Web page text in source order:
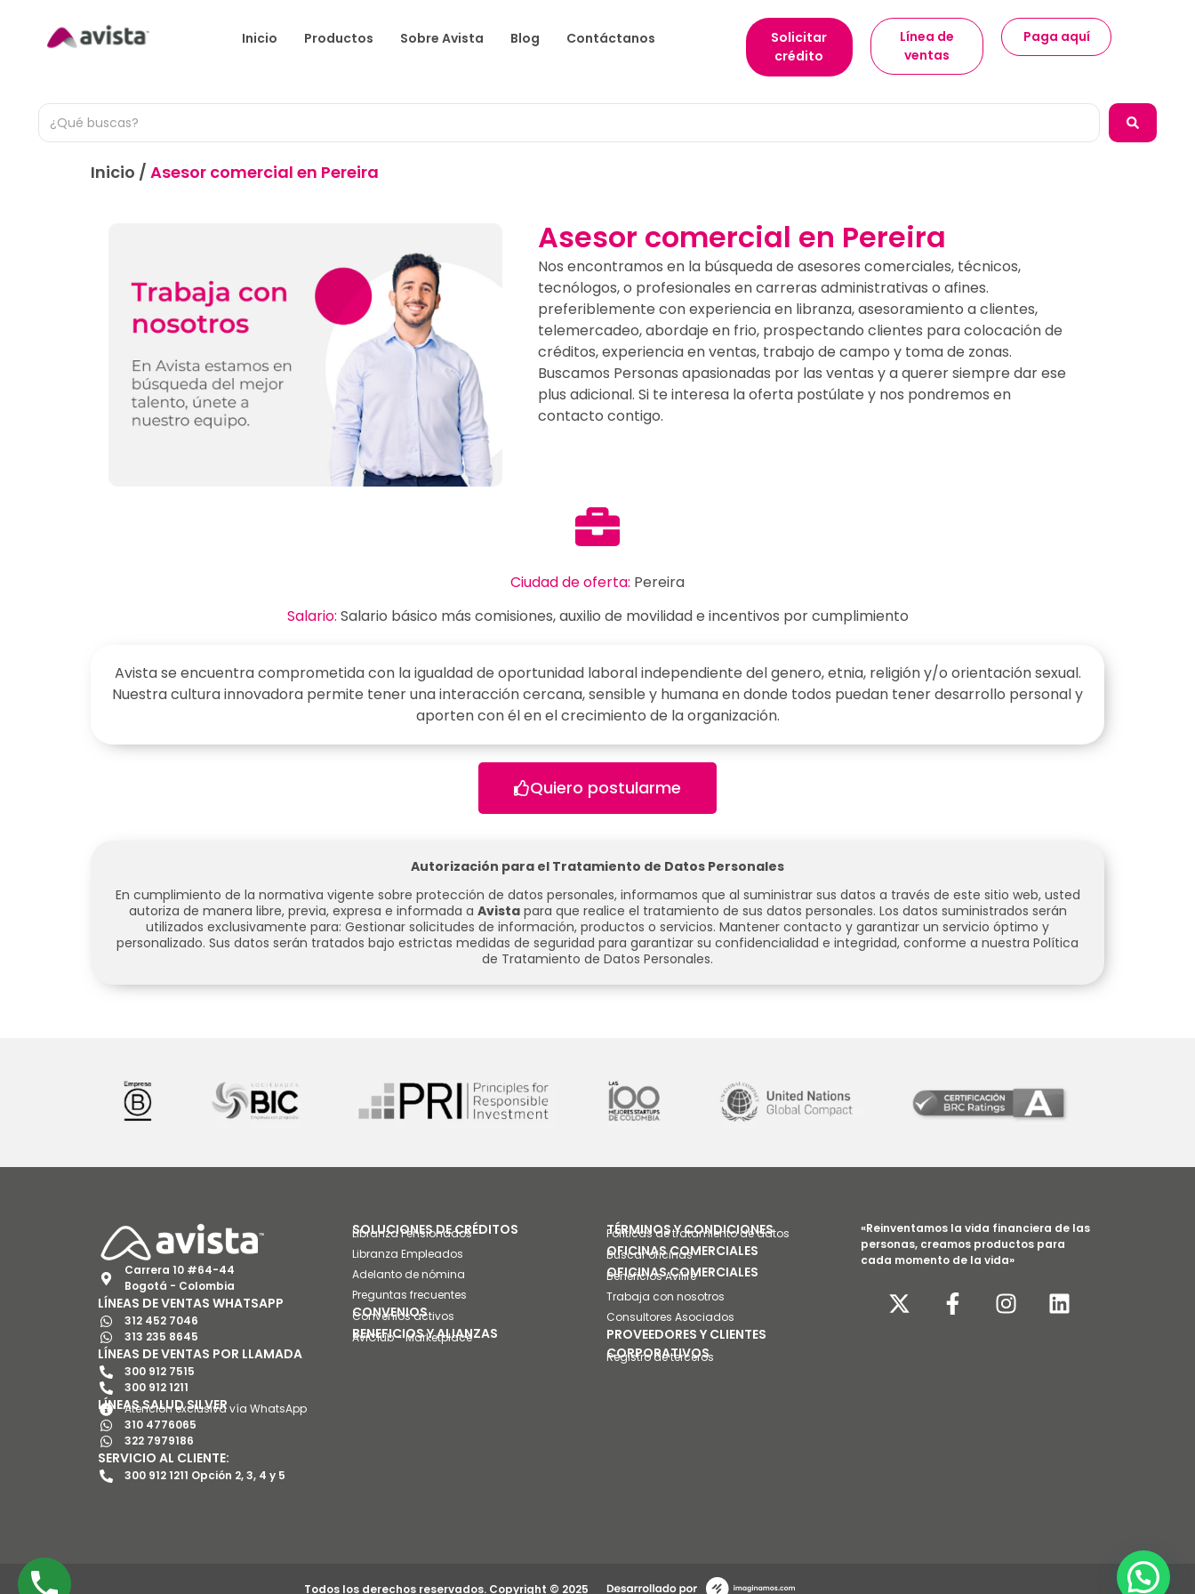
Inicio Productos Sobre Avista Blog Contáctanos
Solicitar
crédito
Línea de
ventas
Paga aquí
Inicio / Asesor comercial en Pereira
Asesor comercial en Pereira
Nos encontramos en la búsqueda de asesores comerciales, técnicos,
tecnólogos, o profesionales en carreras administrativas o afines.
preferiblemente con experiencia en libranza, asesoramiento a clientes,
telemercadeo, abordaje en frio, prospectando clientes para colocación de
créditos, experiencia en ventas, trabajo de campo y toma de zonas.
Buscamos Personas apasionadas por las ventas y a querer siempre dar ese
plus adicional. Si te interesa la oferta postúlate y nos pondremos en
contacto contigo.
Ciudad de oferta: Pereira
Salario: Salario básico más comisiones, auxilio de movilidad e incentivos por cumplimiento
Avista se encuentra comprometida con la igualdad de oportunidad laboral independiente del genero, etnia, religión y/o orientación sexual.
Nuestra cultura innovadora permite tener una interacción cercana, sensible y humana en donde todos puedan tener desarrollo personal y
aporten con él en el crecimiento de la organización.
Quiero postularme
Autorización para el Tratamiento de Datos Personales
En cumplimiento de la normativa vigente sobre protección de datos personales, informamos que al suministrar sus datos a través de este sitio web, usted
autoriza de manera libre, previa, expresa e informada a Avistapara que realice el tratamiento de sus datos personales. Los datos suministrados serán
utilizados exclusivamente para: Gestionar solicitudes de información, productos o servicios. Mantener contacto y garantizar un servicio óptimo y
personalizado. Sus datos serán tratados bajo estrictas medidas de seguridad para garantizar su confidencialidad e integridad, conforme a nuestra Política
de Tratamiento de Datos Personales.
Carrera 10 #64-44
Bogotá - Colombia
LÍNEAS DE VENTAS WHATSAPP
312 452 7046
313 235 8645
LÍNEAS DE VENTAS POR LLAMADA
300 912 7515
300 912 1211
LÍNEAS SALUD SILVER
Atención exclusiva vía WhatsApp
310 4776065
322 7979186
SERVICIO AL CLIENTE:
300 912 1211 Opción 2, 3, 4 y 5
SOLUCIONES DE CRÉDITOS
Libranza Pensionados
Libranza Empleados
Adelanto de nómina
Preguntas frecuentes
CONVENIOS
Convenios activos
BENEFICIOS Y ALIANZAS
AviClub - Marketplace
TÉRMINOS Y CONDICIONES
Políticas de tratamiento de datos
OFICINAS COMERCIALES
Buscar oficinas
OFICINAS COMERCIALES
Beneficios Avilife
Trabaja con nosotros
Consultores Asociados
PROVEEDORES Y CLIENTES
CORPORATIVOS
Registro de terceros
«Reinventamos la vida financiera de las
personas, creamos productos para
cada momento de la vida»
Todos los derechos reservados. Copyright © 2025